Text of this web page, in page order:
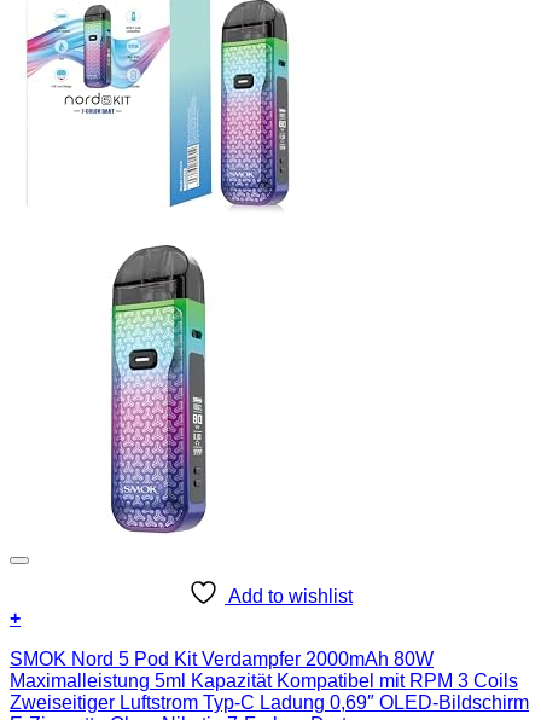
Add to wishlist
+
SMOK Nord 5 Pod Kit Verdampfer 2000mAh 80W
Maximalleistung 5ml Kapazität Kompatibel mit RPM 3 Coils
Zweiseitiger Luftstrom Typ-C Ladung 0,69″ OLED-Bildschirm